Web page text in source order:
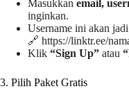
Masukkan email,
inginkan.
Username ini akan
🔗 https://linktr.ee/
Klik “Sign Up” atau
3. Pilih Paket Gratis